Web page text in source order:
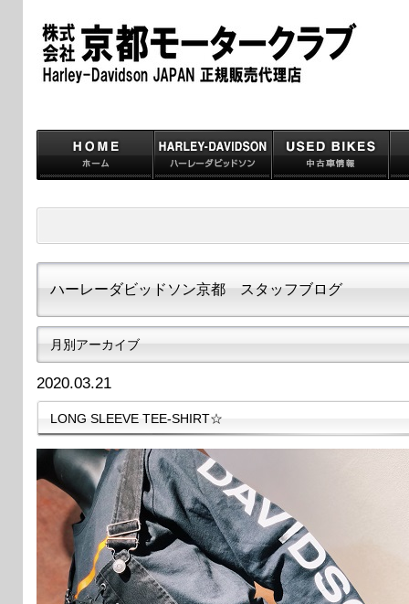
ハーレーダビッドソン京都 スタッフブログ
月別アーカイブ
2020.03.21
LONG SLEEVE TEE-SHIRT☆